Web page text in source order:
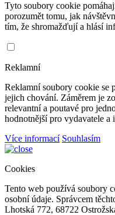
Tyto soubory cookie
porozumět tomu, jak
tím, že shromažďují a hlásí
Reklamní
Reklamní soubory cookie se
jejich chování. Záměrem je
relevantní a poutavé pro
hodnotnější pro vydavatele a
Více informací Souhlasím
Cookies
Tento web používá soubory
osobní údaje. Správcem
Lhotská 772, 68722